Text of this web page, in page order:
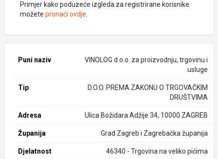
Primjer kako poduzeće izgleda za registrirane korisnike
možete pronaći ovdje
Puni naziv
VINOLOG d.o.o. za proizvodnju, trgovinu i
usluge
Tip
D.O.O. PREMA ZAKONU O TRGOVAČKIM
DRUŠTVIMA
Adresa Ulica Božidara Adžije 34, 10000 ZAGREB
Županija Grad Zagreb i Zagrebačka županija
Djelatnost 46340 - Trgovina na veliko pićima